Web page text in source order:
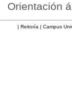
Orientación
| Reitoría | Campus